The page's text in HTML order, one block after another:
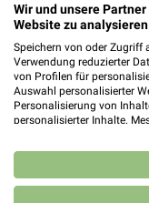
Oskar-
08056
Heute
Wir und unsere
Website zu
Speichern von oder Zugriff
Verwendung reduzierter
von Profilen für
Auswahl personalisierter
Personalisierung von
personalisierter Inhalte.
Kombinationen von Daten
Verbesserung der
von Inhalten.
Daten können außerhalb